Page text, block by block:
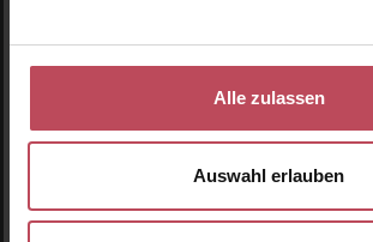
Alle zulassen
Auswahl erlauben
Coola
Lotion SPF50 - White Tea
50 ml(79,90 € / 100 ml) 15 g